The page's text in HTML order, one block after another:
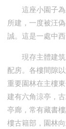
這座小園子
所建，一度被汪
誠。這是一處中
現存主體建
配房。各樓間隙
重要園林在主樓
建有六角涼亭，
亭廊，常有藏書
樓古籍部，園林